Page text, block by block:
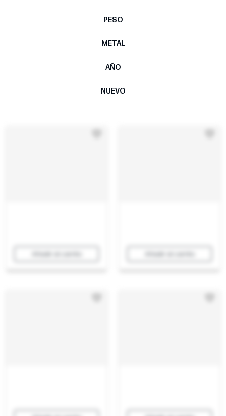
PESO
METAL
AÑO
NUEVO